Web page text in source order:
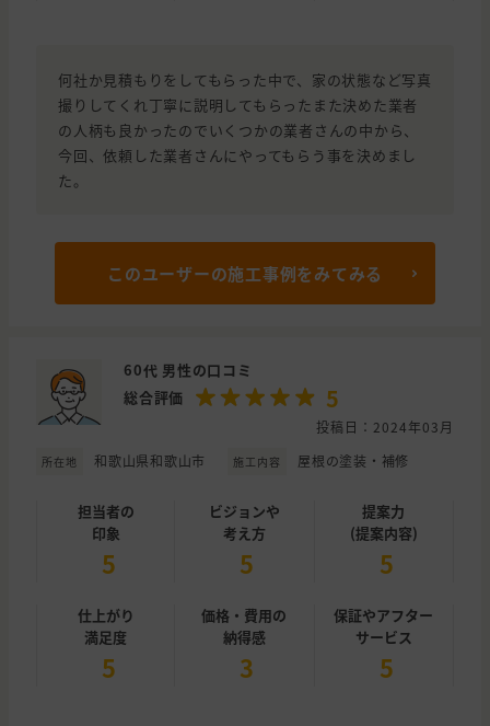
何社か見積もりをしてもらった中で、家の状態など写真
撮りしてくれ丁寧に説明してもらったまた決めた業者
の人柄も良かったのでいくつかの業者さんの中から、
今回、依頼した業者さんにやってもらう事を決めまし
た。
このユーザーの施工事例をみてみる
60代 男性の口コミ
総合評価
5
投稿日：2024年03月
所在地 和歌山県和歌山市 施工内容 屋根の塗装・補修
担当者の
印象
5
ビジョンや
考え方
5
提案力
(提案内容)
5
仕上がり
満足度
5
価格・費用の
納得感
3
保証やアフター
サービス
5